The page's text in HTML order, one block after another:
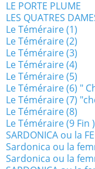
LE PORTE PLUME
LES QUATRES
Le Téméraire (1)
Le Téméraire (2)
Le Téméraire (3)
Le Téméraire (4)
Le Téméraire (5)
Le Téméraire (6) "
Le Téméraire (7)
Le Téméraire (8)
Le Téméraire (9 Fin )
SARDONICA ou la
Sardonica ou la
Sardonica ou la